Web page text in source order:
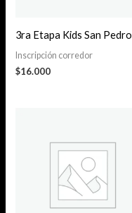
3ra Etapa Kids San Pedro
Inscripción corredor
$16.000